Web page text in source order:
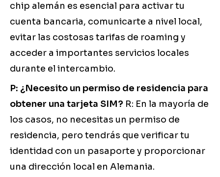
chip alemán es esencial para activar tu
cuenta bancaria, comunicarte a nivel local,
evitar las costosas tarifas de roaming y
acceder a importantes servicios locales
durante el intercambio.
P: ¿Necesito un permiso de residencia para
obtener una tarjeta SIM? R: En la mayoría de
los casos, no necesitas un permiso de
residencia, pero tendrás que verificar tu
identidad con un pasaporte y proporcionar
una dirección local en Alemania.